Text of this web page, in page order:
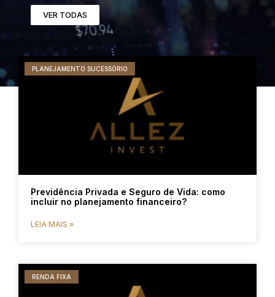
VER TODAS
PLANEJAMENTO SUCESSÓRIO
Previdência Privada e Seguro de Vida: como
incluir no planejamento financeiro?
LEIA MAIS »
RENDA FIXA